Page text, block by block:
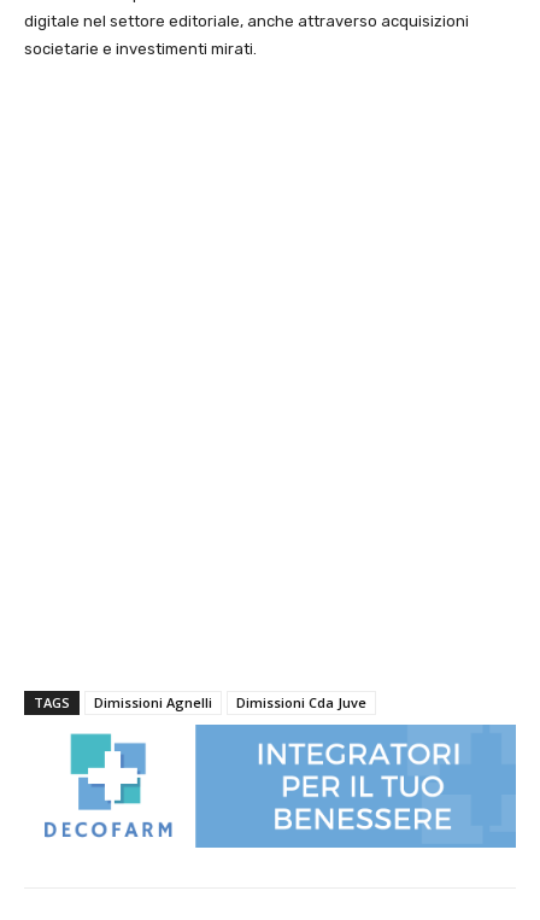
digitale nel settore editoriale, anche attraverso acquisizioni
societarie e investimenti mirati.
TAGS Dimissioni Agnelli Dimissioni Cda Juve